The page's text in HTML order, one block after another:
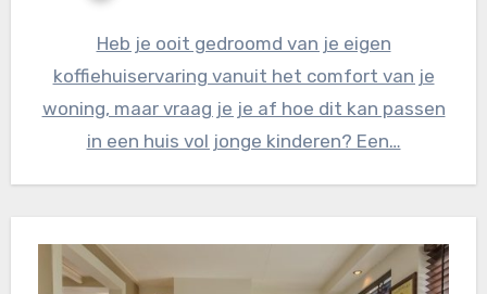
Heb je ooit gedroomd van je eigen
koffiehuiservaring vanuit het comfort van je
woning, maar vraag je je af hoe dit kan passen
in een huis vol jonge kinderen? Een…